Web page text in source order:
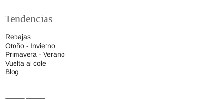
Tendencias
Rebajas
Otoño - Invierno
Primavera - Verano
Vuelta al cole
Blog